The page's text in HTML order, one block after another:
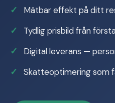
Mätbar effekt på ditt
Tydlig prisbild från
Digital leverans —
Skatteoptimering som